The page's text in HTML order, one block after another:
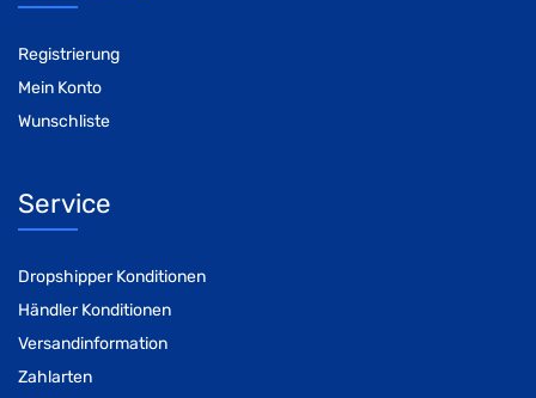
Registrierung
Mein Konto
Wunschliste
Service
Dropshipper Konditionen
Händler Konditionen
Versandinformation
Zahlarten